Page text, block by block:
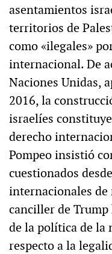
asentamientos
territorios de
como «ilegales»
internacional. De
Naciones Unidas,
2016, la
israelíes
derecho
Pompeo insistió
cuestionados
internacionales
canciller de
de la política de la
respecto a la